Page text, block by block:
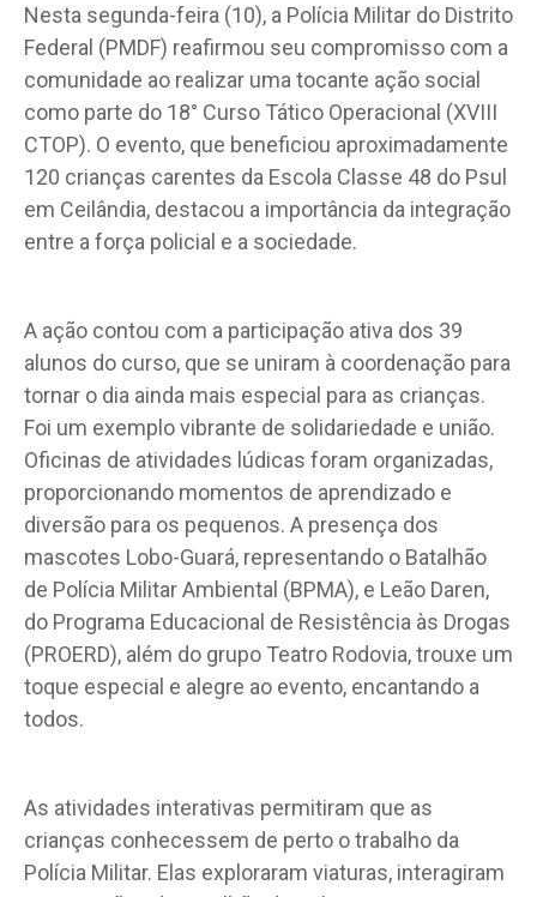
Nesta segunda-feira (10), a Polícia Militar do Distrito
Federal (PMDF) reafirmou seu compromisso com a
comunidade ao realizar uma tocante ação social
como parte do 18° Curso Tático Operacional (XVIII
CTOP). O evento, que beneficiou aproximadamente
120 crianças carentes da Escola Classe 48 do Psul
em Ceilândia, destacou a importância da integração
entre a força policial e a sociedade.
A ação contou com a participação ativa dos 39
alunos do curso, que se uniram à coordenação para
tornar o dia ainda mais especial para as crianças.
Foi um exemplo vibrante de solidariedade e união.
Oficinas de atividades lúdicas foram organizadas,
proporcionando momentos de aprendizado e
diversão para os pequenos. A presença dos
mascotes Lobo-Guará, representando o Batalhão
de Polícia Militar Ambiental (BPMA), e Leão Daren,
do Programa Educacional de Resistência às Drogas
(PROERD), além do grupo Teatro Rodovia, trouxe um
toque especial e alegre ao evento, encantando a
todos.
As atividades interativas permitiram que as
crianças conhecessem de perto o trabalho da
Polícia Militar. Elas exploraram viaturas, interagiram